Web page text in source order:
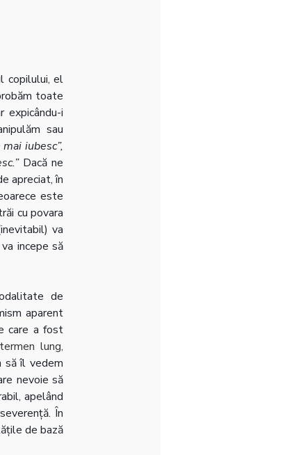
copilului, el
toate
expicându-i
sau
iubesc”,
Dacă ne
apreciat, în
este
cu povara
va
incepe să
de
aparent
care a fost
lung,
să îl vedem
nevoie să
apelând
În
de bază